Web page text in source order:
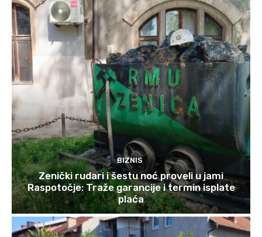
BIZNIS
Zenički rudari i šestu noć proveli u jami
Raspotočje: Traže garancije i termin isplate
plaća